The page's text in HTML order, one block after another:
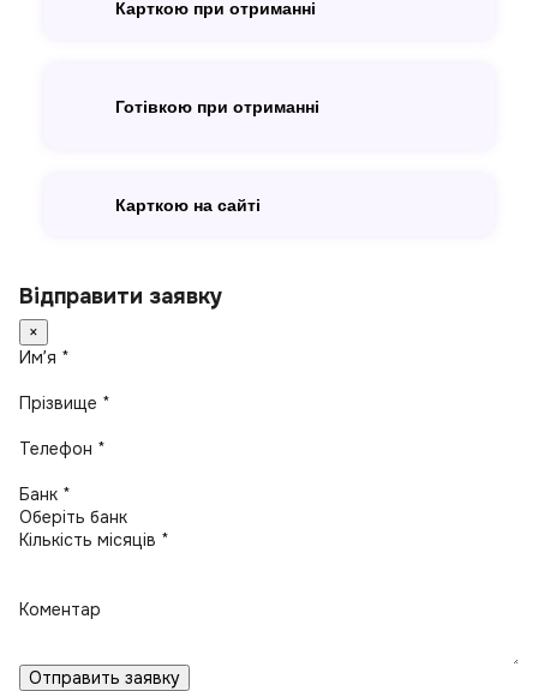
Карткою при отриманні
Готівкою при отриманні
Карткою на сайті
Відправити заявку
×
Имʼя *
Прізвище *
Телефон *
Банк *
Кількість місяців *
Коментар
Отправить заявку